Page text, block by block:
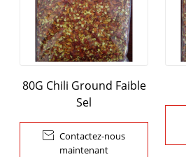
80G Chili Ground Faible
Sel
 Contactez-nous
maintenant